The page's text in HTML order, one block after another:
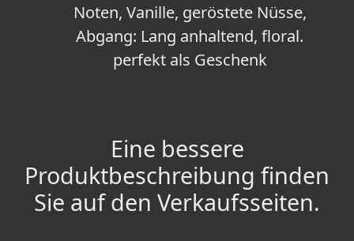
Noten, Vanille, geröstete Nüsse,
Abgang: Lang anhaltend, floral.
perfekt als Geschenk
Eine bessere
Produktbeschreibung finden
Sie auf den Verkaufsseiten.